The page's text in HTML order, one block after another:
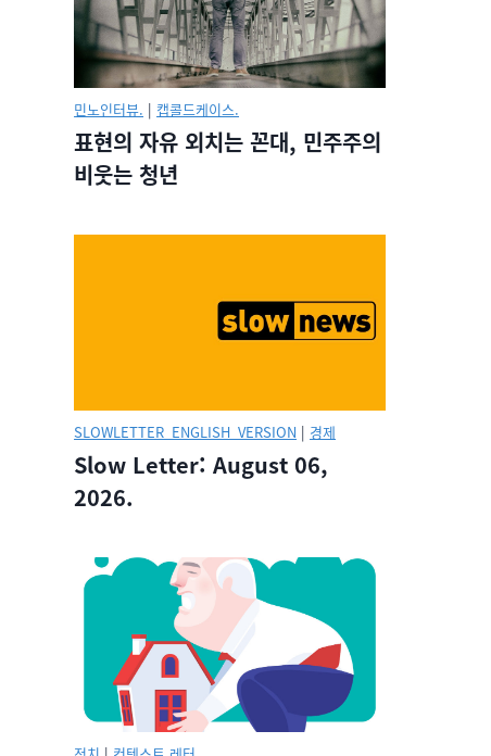
민노인터뷰. | 캡콜드케이스.
표현의 자유 외치는 꼰대, 민주주의
비웃는 청년
SLOWLETTER_ENGLISH_VERSION | 경제
Slow Letter: August 06,
2026.